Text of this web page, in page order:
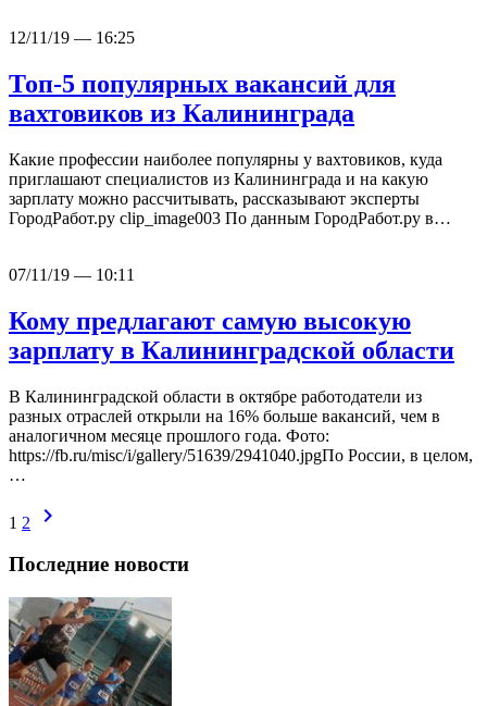
12/11/19 — 16:25
Топ-5 популярных вакансий для
вахтовиков из Калининграда
Какие профессии наиболее популярны у вахтовиков, куда
приглашают специалистов из Калининграда и на какую
зарплату можно рассчитывать, рассказывают эксперты
ГородРабот.ру clip_image003 По данным ГородРабот.ру в…
07/11/19 — 10:11
Кому предлагают самую высокую
зарплату в Калининградской области
В Калининградской области в октябре работодатели из
разных отраслей открыли на 16% больше вакансий, чем в
аналогичном месяце прошлого года. Фото:
https://fb.ru/misc/i/gallery/51639/2941040.jpgПо России, в целом,
…
1 2 chevron_right
Последние новости